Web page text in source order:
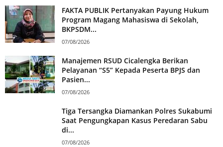
FAKTA PUBLIK Pertanyakan Payung Hukum
Program Magang Mahasiswa di Sekolah,
BKPSDM...
07/08/2026
Manajemen RSUD Cicalengka Berikan
Pelayanan “S5” Kepada Peserta BPJS dan
Pasien...
07/08/2026
Tiga Tersangka Diamankan Polres Sukabumi
Saat Pengungkapan Kasus Peredaran Sabu
di...
07/08/2026